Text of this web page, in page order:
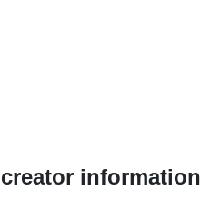
creator information